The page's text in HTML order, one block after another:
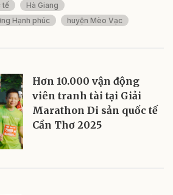
tế
Hà Giang
Hạnh phúc
huyện Mèo Vạc
Hơn 10.000 vận động
viên tranh tài tại Giải
Marathon Di sản quốc tế
Cần Thơ 2025